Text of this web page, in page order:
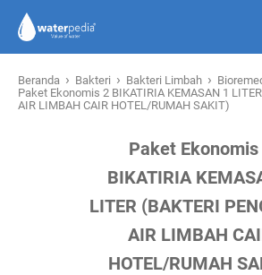
Beranda › Bakteri › Bakteri Limbah ›
Paket Ekonomis 2 BIKATIRIA KEMASAN 1
AIR LIMBAH CAIR HOTEL/RUMAH SAKIT)
Paket Ekonomis
BIKATIRIA
LITER (BAKTERI
AIR LIMBAH
HOTEL/RUMAH